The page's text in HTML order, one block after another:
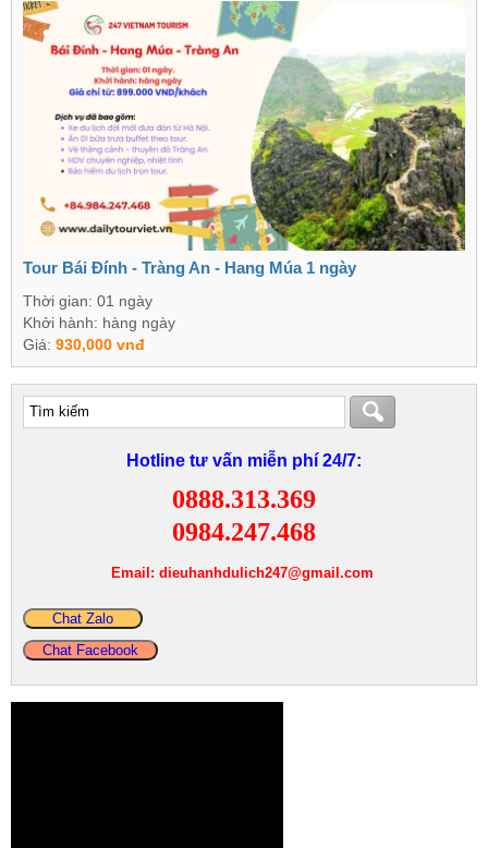
Tour Bái Đính - Tràng An - Hang Múa 1 ngày
Thời gian: 01 ngày
Khởi hành: hàng ngày
Giá: 930,000 vnđ
Hotline tư vấn miễn phí 24/7:
0888.313.369
0984.247.468
Email: dieuhanhdulich247@gmail.com
Chat Zalo
Chat Facebook